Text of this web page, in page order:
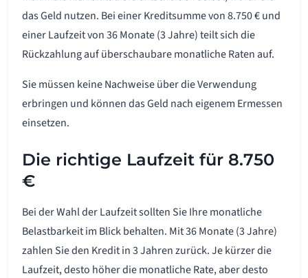
das Geld nutzen. Bei einer Kreditsumme von 8.750 € und
einer Laufzeit von 36 Monate (3 Jahre) teilt sich die
Rückzahlung auf überschaubare monatliche Raten auf.
Sie müssen keine Nachweise über die Verwendung
erbringen und können das Geld nach eigenem Ermessen
einsetzen.
Die richtige Laufzeit für 8.750
€
Bei der Wahl der Laufzeit sollten Sie Ihre monatliche
Belastbarkeit im Blick behalten. Mit 36 Monate (3 Jahre)
zahlen Sie den Kredit in 3 Jahren zurück. Je kürzer die
Laufzeit, desto höher die monatliche Rate, aber desto